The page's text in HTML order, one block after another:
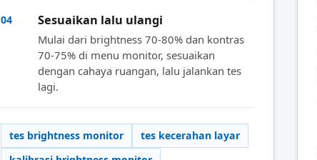
04 Sesuaikan lalu ulangi
Mulai dari brightness 70-80% dan kontras
70-75% di menu monitor, sesuaikan
dengan cahaya ruangan, lalu jalankan tes
lagi.
tes brightness monitor
tes kecerahan layar